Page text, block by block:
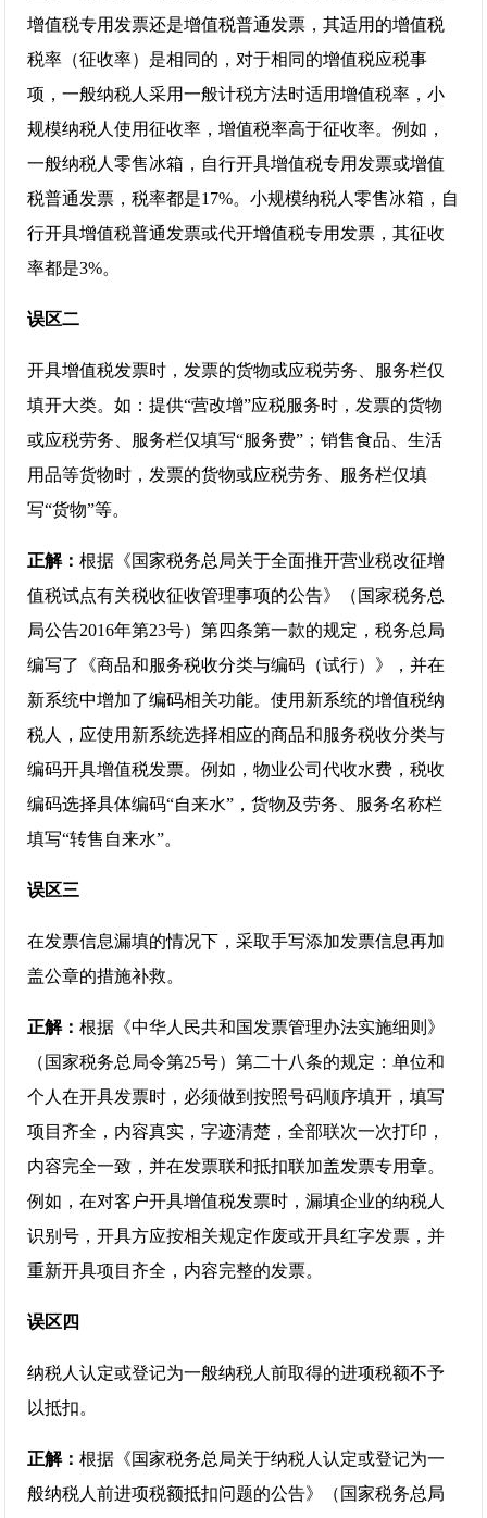
增值税专用发票还是增值税普通发票，其适用的增值税
税率（征收率）是相同的，对于相同的增值税应税事
项，一般纳税人采用一般计税方法时适用增值税率，小
规模纳税人使用征收率，增值税率高于征收率。例如，
一般纳税人零售冰箱，自行开具增值税专用发票或增值
税普通发票，税率都是17%。小规模纳税人零售冰箱，自
行开具增值税普通发票或代开增值税专用发票，其征收
率都是3%。
误区二
开具增值税发票时，发票的货物或应税劳务、服务栏仅
填开大类。如：提供“营改增”应税服务时，发票的货物
或应税劳务、服务栏仅填写“服务费”；销售食品、生活
用品等货物时，发票的货物或应税劳务、服务栏仅填
写“货物”等。
正解：根据《国家税务总局关于全面推开营业税改征增
值税试点有关税收征收管理事项的公告》（国家税务总
局公告2016年第23号）第四条第一款的规定，税务总局
编写了《商品和服务税收分类与编码（试行）》，并在
新系统中增加了编码相关功能。使用新系统的增值税纳
税人，应使用新系统选择相应的商品和服务税收分类与
编码开具增值税发票。例如，物业公司代收水费，税收
编码选择具体编码“自来水”，货物及劳务、服务名称栏
填写“转售自来水”。
误区三
在发票信息漏填的情况下，采取手写添加发票信息再加
盖公章的措施补救。
正解：根据《中华人民共和国发票管理办法实施细则》
（国家税务总局令第25号）第二十八条的规定：单位和
个人在开具发票时，必须做到按照号码顺序填开，填写
项目齐全，内容真实，字迹清楚，全部联次一次打印，
内容完全一致，并在发票联和抵扣联加盖发票专用章。
例如，在对客户开具增值税发票时，漏填企业的纳税人
识别号，开具方应按相关规定作废或开具红字发票，并
重新开具项目齐全，内容完整的发票。
误区四
纳税人认定或登记为一般纳税人前取得的进项税额不予
以抵扣。
正解：根据《国家税务总局关于纳税人认定或登记为一
般纳税人前进项税额抵扣问题的公告》（国家税务总局